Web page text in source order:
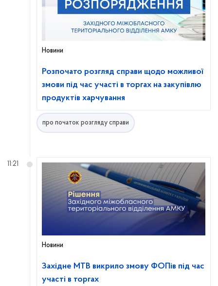
Новини
Розпочато розгляд справи щодо можливої
змови під час участі в торгах на закупівлю
продуктів харчування
про початок розгляду справи
Новини
Західне МТВ викрило змову ФОПів під час
участі в торгах
11:21